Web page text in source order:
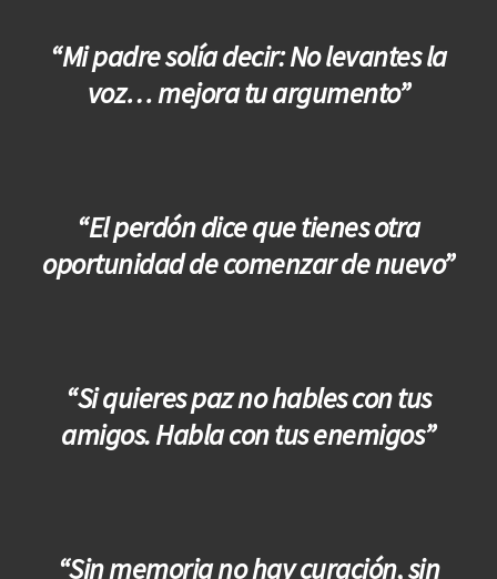
“Mi padre solía decir: No levantes la
voz… mejora tu argumento”
“El perdón dice que tienes otra
oportunidad de comenzar de nuevo”
“Si quieres paz no hables con tus
amigos. Habla con tus enemigos”
“Sin memoria no hay curación, sin